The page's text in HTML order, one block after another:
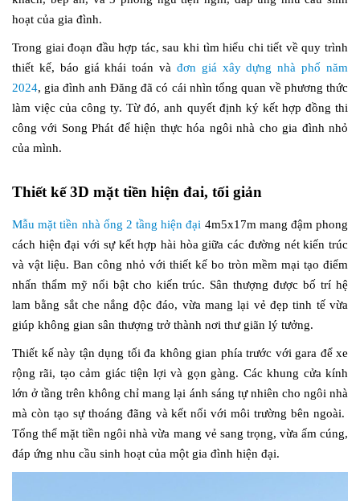
hoạt của gia đình.
Trong giai đoạn đầu hợp tác, sau khi tìm hiểu chi tiết về quy trình
thiết kế, báo giá khái toán và đơn giá xây dựng nhà phố năm
2024, gia đình anh Đăng đã có cái nhìn tổng quan về phương thức
làm việc của công ty. Từ đó, anh quyết định ký kết hợp đồng thi
công với Song Phát để hiện thực hóa ngôi nhà cho gia đình nhỏ
của mình.
Thiết kế 3D mặt tiền hiện đai, tối giản
Mẫu mặt tiền nhà ống 2 tầng hiện đại 4m5x17m mang đậm phong
cách hiện đại với sự kết hợp hài hòa giữa các đường nét kiến trúc
và vật liệu. Ban công nhỏ với thiết kế bo tròn mềm mại tạo điểm
nhấn thẩm mỹ nổi bật cho kiến trúc. Sân thượng được bố trí hệ
lam bằng sắt che nắng độc đáo, vừa mang lại vẻ đẹp tinh tế vừa
giúp không gian sân thượng trở thành nơi thư giãn lý tưởng.
Thiết kế này tận dụng tối đa không gian phía trước với gara để xe
rộng rãi, tạo cảm giác tiện lợi và gọn gàng. Các khung cửa kính
lớn ở tầng trên không chỉ mang lại ánh sáng tự nhiên cho ngôi nhà
mà còn tạo sự thoáng đãng và kết nối với môi trường bên ngoài.
Tổng thể mặt tiền ngôi nhà vừa mang vẻ sang trọng, vừa ấm cúng,
đáp ứng nhu cầu sinh hoạt của một gia đình hiện đại.